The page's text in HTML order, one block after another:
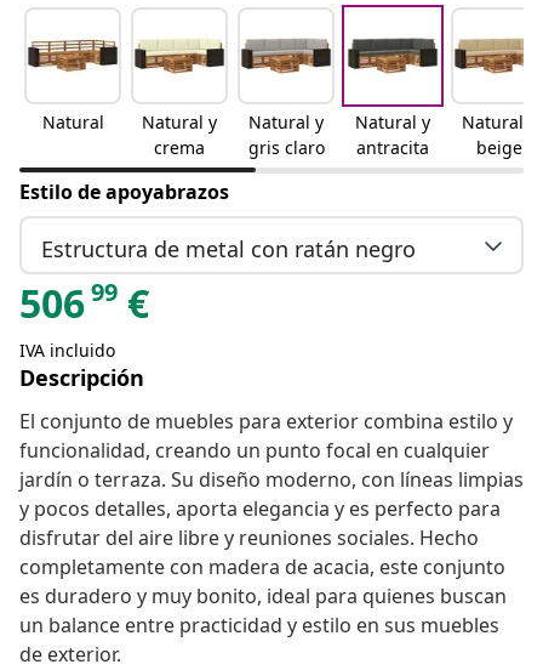
Natural
Natural y
crema
Natural y
gris claro
Natural y
antracita
Natural y
beige
Estilo de apoyabrazos
Estructura de metal con ratán negro
50699 €
IVA incluido
Descripción
El conjunto de muebles para exterior combina estilo y
funcionalidad, creando un punto focal en cualquier
jardín o terraza. Su diseño moderno, con líneas limpias
y pocos detalles, aporta elegancia y es perfecto para
disfrutar del aire libre y reuniones sociales. Hecho
completamente con madera de acacia, este conjunto
es duradero y muy bonito, ideal para quienes buscan
un balance entre practicidad y estilo en sus muebles
de exterior.